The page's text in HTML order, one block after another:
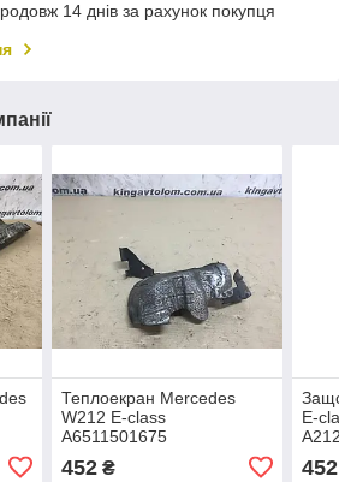
14 днів за рахунок покупця
Теплоекран Mercedes
W212 E-class
A6511501675
452₴
E-
452